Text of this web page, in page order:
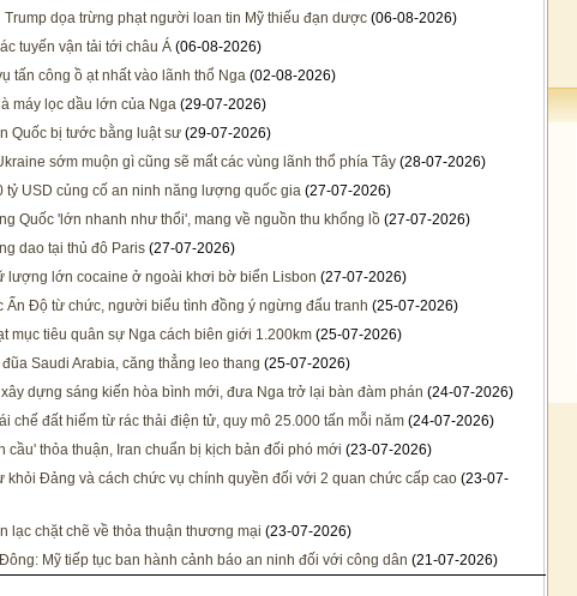
Trump dọa trừng phạt người loan tin Mỹ thiếu đạn dược (06-08-2026)
tuyến vận tải tới châu Á (06-08-2026)
tấn công ồ ạt nhất vào lãnh thổ Nga (02-08-2026)
máy lọc dầu lớn của Nga (29-07-2026)
Quốc bị tước bằng luật sư (29-07-2026)
sớm muộn gì cũng sẽ mất các vùng lãnh thổ phía Tây (28-07-2026)
tỷ USD củng cố an ninh năng lượng quốc gia (27-07-2026)
Quốc 'lớn nhanh như thổi', mang về nguồn thu khổng lồ (27-07-2026)
dao tại thủ đô Paris (27-07-2026)
lượng lớn cocaine ở ngoài khơi bờ biển Lisbon (27-07-2026)
Ấn Độ từ chức, người biểu tình đồng ý ngừng đấu tranh (25-07-2026)
mục tiêu quân sự Nga cách biên giới 1.200km (25-07-2026)
Saudi Arabia, căng thẳng leo thang (25-07-2026)
dựng sáng kiến hòa bình mới, đưa Nga trở lại bàn đàm phán (24-07-2026)
chế đất hiếm từ rác thải điện tử, quy mô 25.000 tấn mỗi năm (24-07-2026)
cầu' thỏa thuận, Iran chuẩn bị kịch bản đối phó mới (23-07-2026)
khỏi Đảng và cách chức vụ chính quyền đối với 2 quan chức cấp cao (23-07-
lạc chặt chẽ về thỏa thuận thương mại (23-07-2026)
Mỹ tiếp tục ban hành cảnh báo an ninh đối với công dân (21-07-2026)